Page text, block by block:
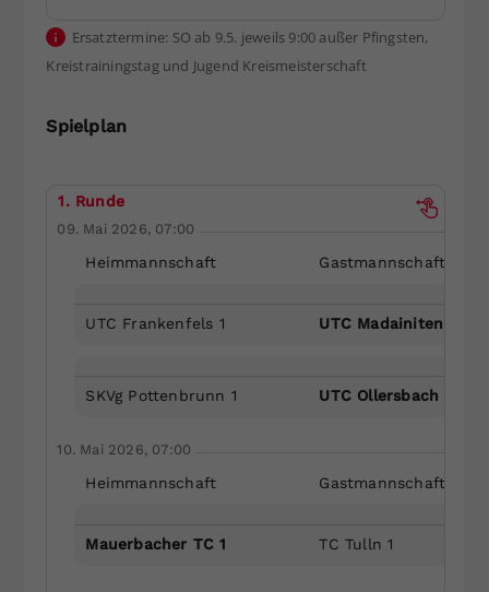
Ersatztermine: SO ab 9.5. jeweils 9:00 außer Pfingsten,
Kreistrainingstag und Jugend Kreismeisterschaft
Spielplan
1. Runde
09. Mai 2026, 07:00
Heimmannschaft Gastmannschaft
UTC Frankenfels 1 UTC Madainitennis 1
SKVg Pottenbrunn 1 UTC Ollersbach 1
10. Mai 2026, 07:00
Heimmannschaft Gastmannschaft
Mauerbacher TC 1 TC Tulln 1
Einstellungen. Unter anderem eine
zufällig generierte ID, für die